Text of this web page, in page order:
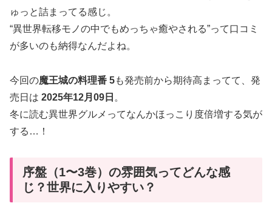
ゅっと詰まってる感じ。
“異世界転移モノの中でもめっちゃ癒やされる”って口コミ
が多いのも納得なんだよね。
今回の魔王城の料理番 5も発売前から期待高まってて、発
売日は 2025年12月09日 。
冬に読む異世界グルメってなんかほっこり度倍増する気が
する…！
序盤（1〜3巻）の雰囲気ってどんな感
じ？世界に入りやすい？